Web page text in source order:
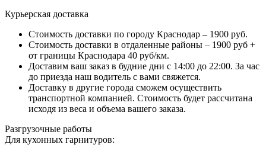
Курьерская доставка
Стоимость доставки по городу Краснодар – 1900 руб.
Стоимость доставки в отдаленные районы – 1900 руб +
от границы Краснодара 40 руб/км.
Доставим ваш заказ в будние дни с 14:00 до 22:00. За час
до приезда наш водитель с вами свяжется.
Доставку в другие города сможем осуществить
транспортной компанией. Стоимость будет рассчитана
исходя из веса и объема вашего заказа.
Разгрузочные работы
Для кухонных гарнитуров: